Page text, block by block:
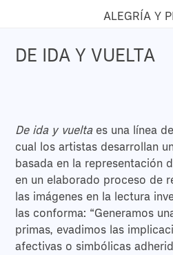
ALEGRÍA Y
DE IDA Y VUELTA
De ida y vueltaes una línea
cual los artistas desarrollan
basada en la representación
en un elaborado proceso de
las imágenes en la lectura
las conforma: “Generamos
primas, evadimos las
afectivas o simbólicas